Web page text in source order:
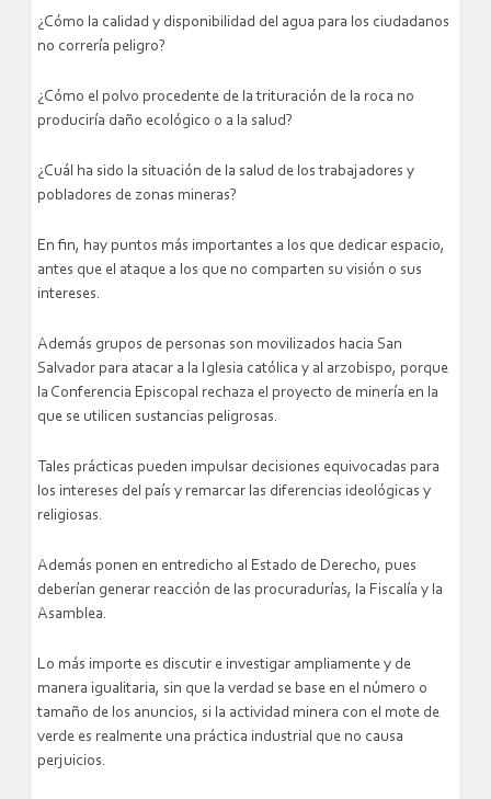
¿Cómo la calidad y disponibilidad del agua para los ciudadanos
no correría peligro?
¿Cómo el polvo procedente de la trituración de la roca no
produciría daño ecológico o a la salud?
¿Cuál ha sido la situación de la salud de los trabajadores y
pobladores de zonas mineras?
En fin, hay puntos más importantes a los que dedicar espacio,
antes que el ataque a los que no comparten su visión o sus
intereses.
Además grupos de personas son movilizados hacia San
Salvador para atacar a la Iglesia católica y al arzobispo, porque
la Conferencia Episcopal rechaza el proyecto de minería en la
que se utilicen sustancias peligrosas.
Tales prácticas pueden impulsar decisiones equivocadas para
los intereses del país y remarcar las diferencias ideológicas y
religiosas.
Además ponen en entredicho al Estado de Derecho, pues
deberían generar reacción de las procuradurías, la Fiscalía y la
Asamblea.
Lo más importe es discutir e investigar ampliamente y de
manera igualitaria, sin que la verdad se base en el número o
tamaño de los anuncios, si la actividad minera con el mote de
verde es realmente una práctica industrial que no causa
perjuicios.